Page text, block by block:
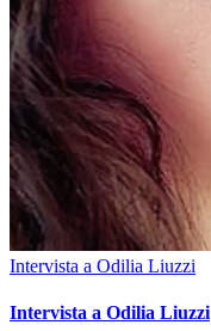
Intervista a Odilia Liuzzi
Intervista a Odilia Liuzzi